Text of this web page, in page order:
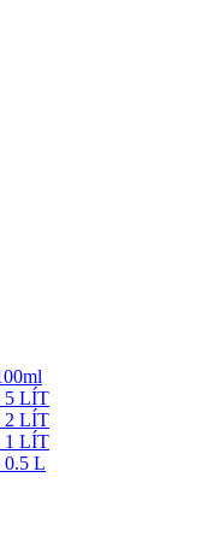
5 LÍT
2 LÍT
1 LÍT
L